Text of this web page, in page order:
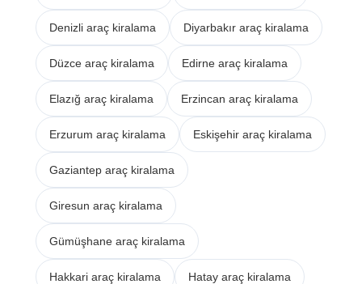
Denizli araç kiralama Diyarbakır araç kiralama
Düzce araç kiralama Edirne araç kiralama
Elazığ araç kiralama Erzincan araç kiralama
Erzurum araç kiralama Eskişehir araç kiralama
Gaziantep araç kiralama
Giresun araç kiralama
Gümüşhane araç kiralama
Hakkari araç kiralama Hatay araç kiralama